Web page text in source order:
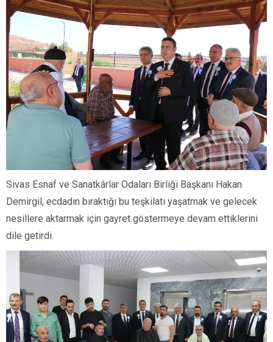
Sivas Esnaf ve Sanatkârlar Odaları Birliği Başkanı Hakan
Demirgil, ecdadın bıraktığı bu teşkilatı yaşatmak ve gelecek
nesillere aktarmak için gayret göstermeye devam ettiklerini
dile getirdi.